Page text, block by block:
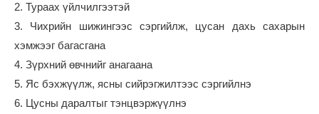
2. Тураах үйлчилгээтэй
3. Чихрийн шижингээс сэргийлж, цусан дахь сахарын
хэмжээг багасгана
4. Зүрхний өвчнийг анагаана
5. Яс бэхжүүлж, ясны сийрэгжилтээс сэргийлнэ
6. Цусны даралтыг тэнцвэржүүлнэ